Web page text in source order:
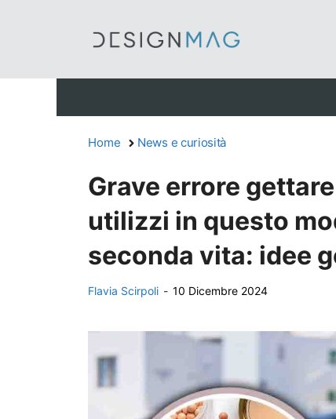
Home News e curiosità
Grave errore
utilizzi in questo
seconda vita: idee
Flavia Scirpoli - 10 Dicembre 2024